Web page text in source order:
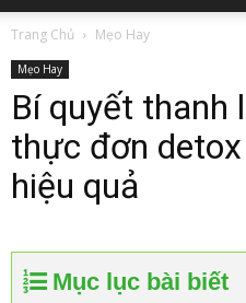
Trang Chủ Mẹo Hay
Mẹo Hay
Bí quyết thanh
thực đơn
hiệu quả
Mục lục bài biết